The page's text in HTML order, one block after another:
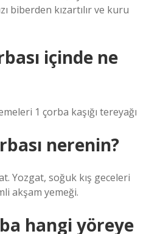
biberden kızartılır ve kuru
içinde ne
1 çorba kaşığı tereyağı
nerenin?
Yozgat, soğuk kış geceleri
akşam yemeği.
hangi yöreye